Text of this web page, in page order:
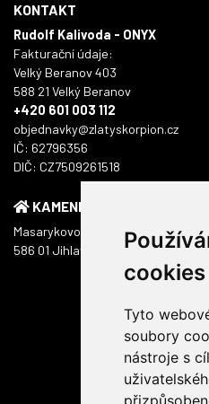
cookies
Tyto
soubory
nástroje s
KONTAKT
Rudolf Kalivoda - ONYX
Fakturační údaje:
Velký Beranov 403
588 21 Velký Beranov
+420 601 003 112
objednavky@zlatyskorpion.cz
IČ: 62796356
DIČ: CZ7509261518
KAMENNÁ PRODEJNA
Masarykovo náměstí 1217/51
586 01 Jihlava